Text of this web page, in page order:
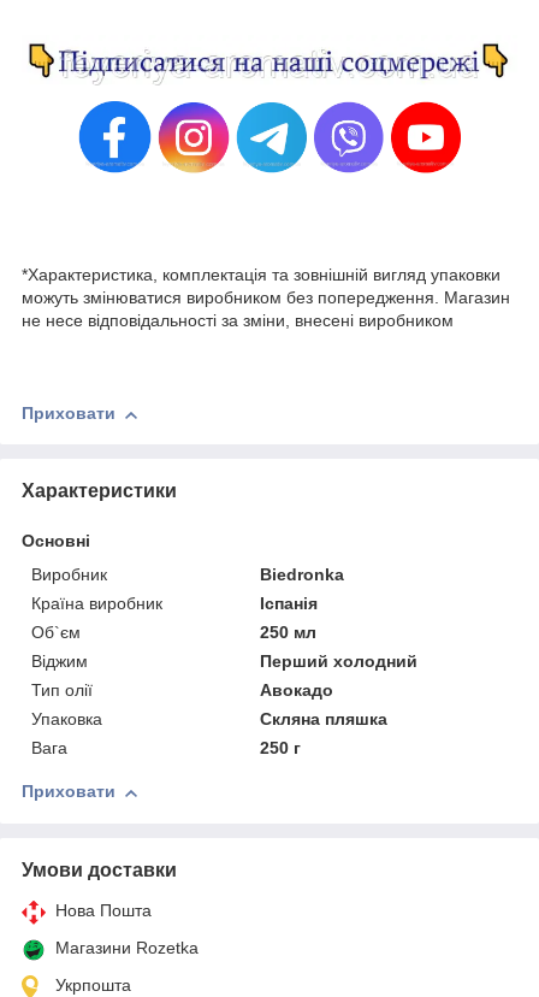
*Характеристика, комплектація та зовнішній вигляд упаковки
можуть змінюватися виробником без попередження. Магазин
не несе відповідальності за зміни, внесені виробником
Приховати
Характеристики
Основні
Виробник
Biedronka
Країна виробник
Іспанія
Об`єм
250 мл
Віджим
Перший холодний
Тип олії
Авокадо
Упаковка
Скляна пляшка
Вага
250 г
Приховати
Умови доставки
Нова Пошта
Магазини Rozetka
Укрпошта